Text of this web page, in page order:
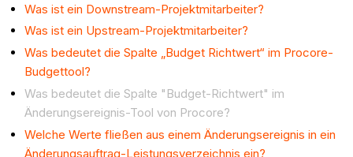
Was ist ein Downstream-Projektmitarbeiter?
Was ist ein Upstream-Projektmitarbeiter?
Was bedeutet die Spalte „Budget Richtwert“ im Procore-
Budgettool?
Was bedeutet die Spalte "Budget-Richtwert" im
Änderungsereignis-Tool von Procore?
Welche Werte fließen aus einem Änderungsereignis in ein
Änderungsauftrag-Leistungsverzeichnis ein?